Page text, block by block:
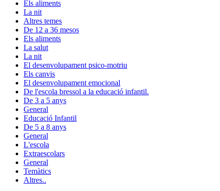
Els aliments
La nit
Altres temes
De 12 a 36 mesos
Els aliments
La salut
La nit
El desenvolupament psico-motriu
Els canvis
El desenvolupament emocional
De l'escola bressol a la educació infantil.
De 3 a 5 anys
General
Educació Infantil
De 5 a 8 anys
General
L'escola
Extraescolars
General
Temàtics
Altres..